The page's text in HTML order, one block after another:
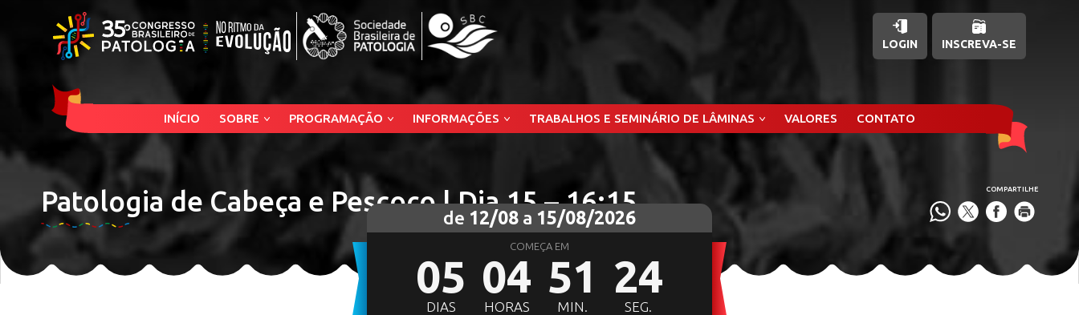
Patologia de Cabeça e Pescoço | Dia 15 – 16:15 COMPARTILHE
LOGIN INSCREVA-SE
INÍCIO SOBRE PROGRAMAÇÃO INFORMAÇÕES TRABALHOS E SEMINÁRIO DE LÂMINAS VALORES CONTATO
de 12/08 a 15/08/2026
COMEÇA EM
05
DIAS
04
HORAS
51
MIN.
22
SEG.